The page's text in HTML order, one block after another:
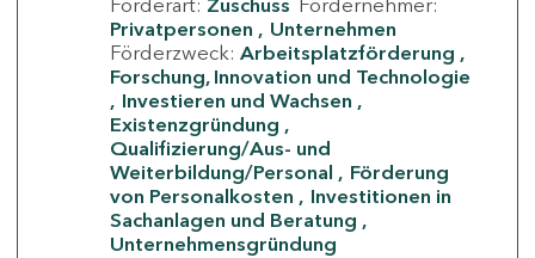
Förderart: Zuschuss Fördernehmer:
Privatpersonen
Unternehmen
Förderzweck: Arbeitsplatzförderung
Forschung, Innovation und Technologie
Investieren und Wachsen
Existenzgründung
Qualifizierung/Aus- und
Weiterbildung/Personal
Förderung
von Personalkosten
Investitionen in
Sachanlagen und Beratung
Unternehmensgründung